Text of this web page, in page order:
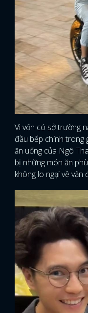
Vì vốn có sở trường
đầu bếp chính trong
ăn uống của Ngô
bị những món ăn
không lo ngại về vấn